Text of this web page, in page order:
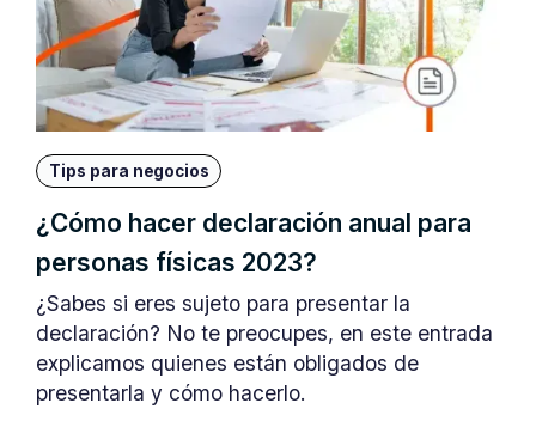
Tips para negocios
¿Cómo hacer declaración anual para
personas físicas 2023?
¿Sabes si eres sujeto para presentar la
declaración? No te preocupes, en este entrada
explicamos quienes están obligados de
presentarla y cómo hacerlo.